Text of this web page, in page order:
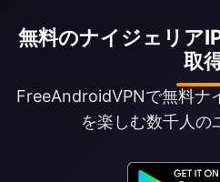
無料のナイジェリア
取
FreeAndroidVPNで無料ナ
を楽しむ数千人の